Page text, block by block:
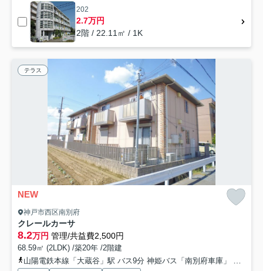
202
2.7万円
2階 / 22.11㎡ / 1K
テラス
NEW
神戸市西区南別府
クレールカーサ
8.2万円 管理/共益費2,500円
68.59㎡ (2LDK) /築20年 /2階建
山陽電鉄本線「大蔵谷」駅 バス9分 神姫バス「南別府車庫」 停歩9分